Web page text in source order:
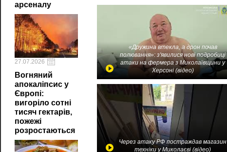
арсеналу
27.07.2026
Вогняний
апокаліпсис у
Європі:
вигоріло сотні
тисяч гектарів,
пожежі
розростаються
«Дружина втекла, а дрон почав
полювання»: з'явилися нові подробиці
атаки на фермера з Миколаївщини у
Херсоні (відео)
Через атаку РФ постраждав магазин
техніки у Миколаєві (відео)